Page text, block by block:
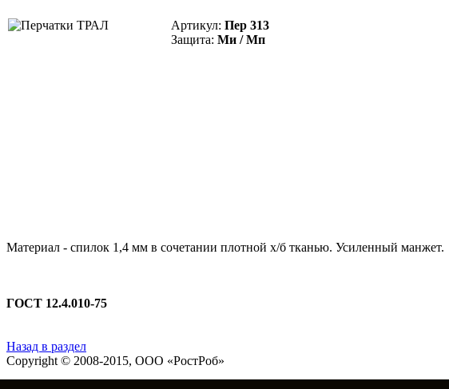
Артикул: Пер 313
Защита: Ми / Мп
Материал - спилок 1,4 мм в сочетании плотной х/б тканью. Усиленный манжет.
ГОСТ 12.4.010-75
Назад в раздел
Copyright © 2008-2015, ООО «РостРоб»